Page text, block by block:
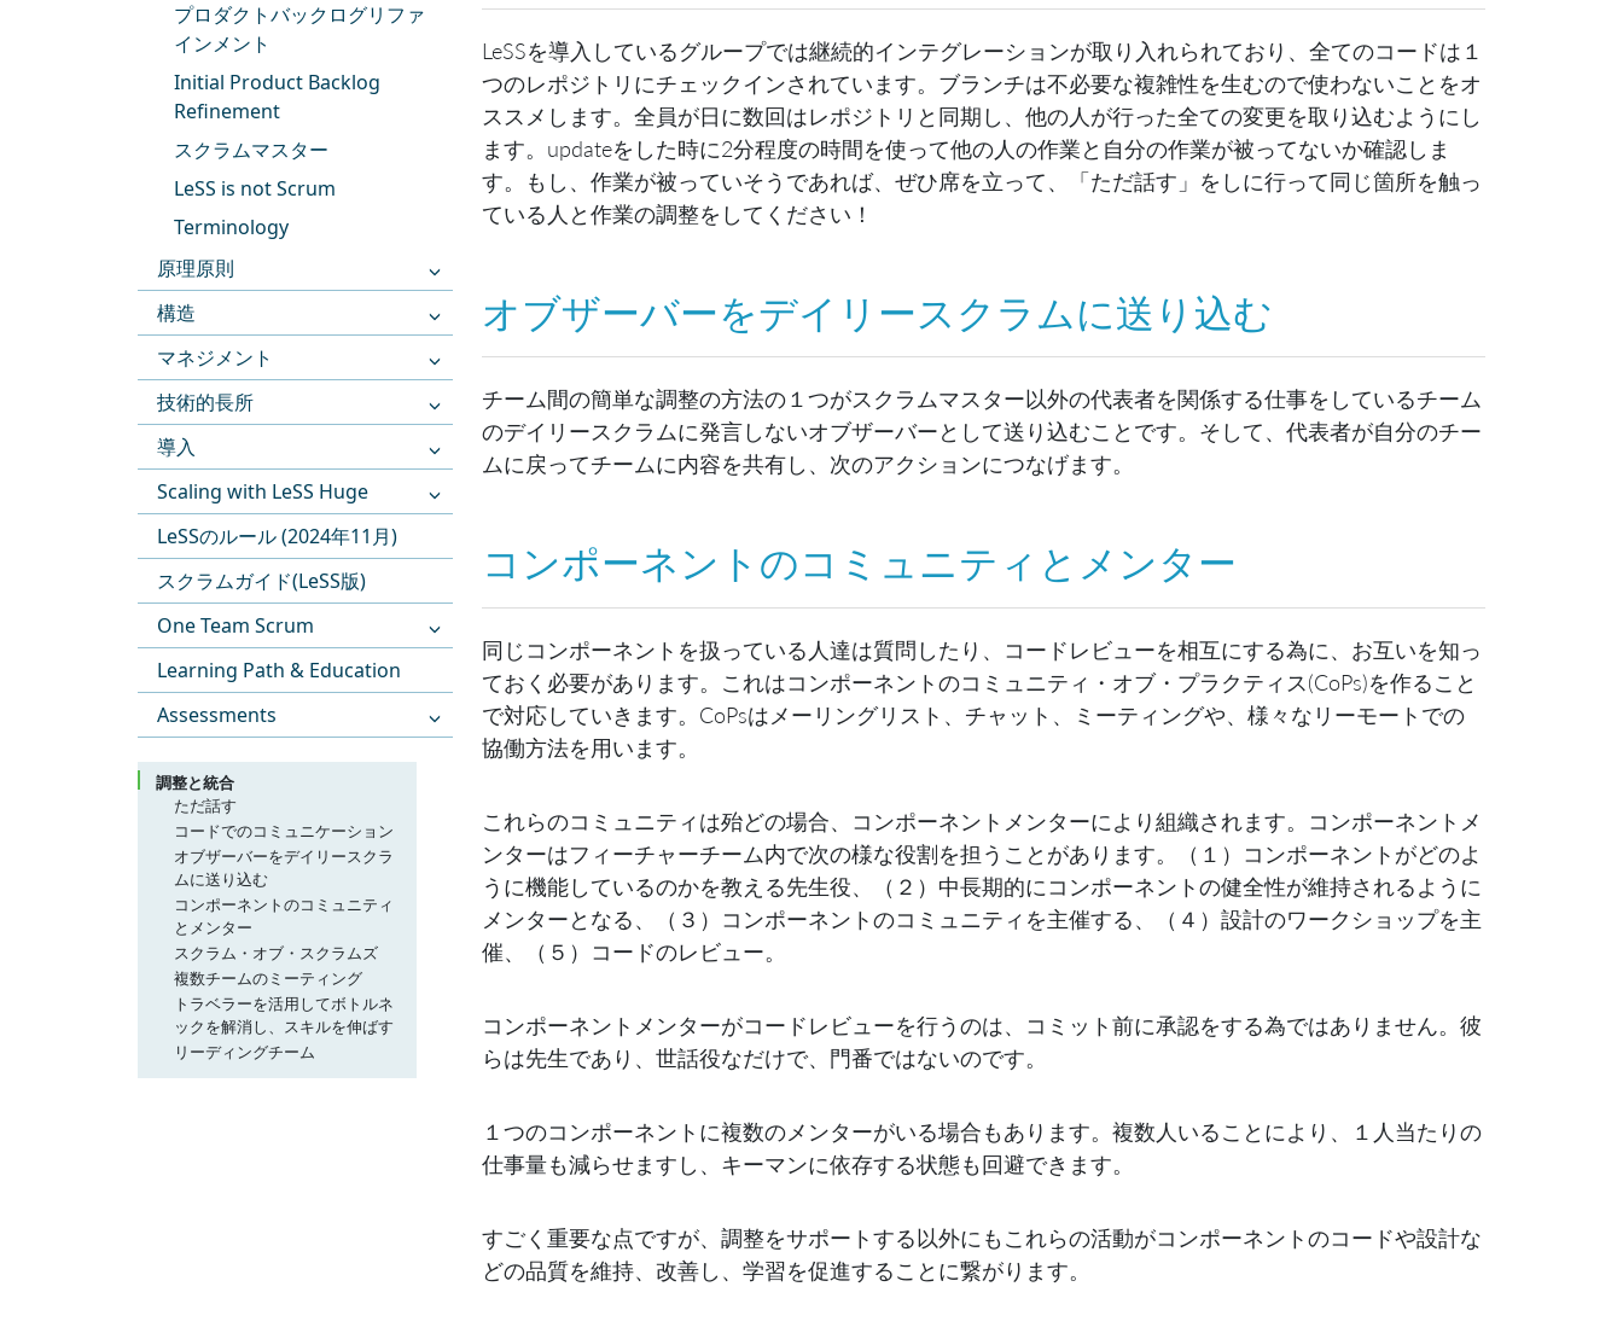
プロダクトバックログリファ
インメント
Initial Product Backlog
Refinement
スクラムマスター
LeSS is not Scrum
Terminology
原理原則
構造
マネジメント
技術的長所
導入
Scaling with LeSS Huge
LeSSのルール (2024年11月)
スクラムガイド(LeSS版)
One Team Scrum
Learning Path & Education
Assessments
調整と統合
ただ話す
コードでのコミュニケーション
オブザーバーをデイリースクラ
ムに送り込む
コンポーネントのコミュニティ
とメンター
スクラム・オブ・スクラムズ
複数チームのミーティング
トラベラーを活用してボトルネ
ックを解消し、スキルを伸ばす
リーディングチーム
LeSSを導入しているグループでは継続的インテグレーションが取り入れられており、全てのコードは１
つのレポジトリにチェックインされています。ブランチは不必要な複雑性を生むので使わないことをオ
ススメします。全員が日に数回はレポジトリと同期し、他の人が行った全ての変更を取り込むようにし
ます。updateをした時に2分程度の時間を使って他の人の作業と自分の作業が被ってないか確認しま
す。もし、作業が被っていそうであれば、ぜひ席を立って、「ただ話す」をしに行って同じ箇所を触っ
ている人と作業の調整をしてください！
オブザーバーをデイリースクラムに送り込む
チーム間の簡単な調整の方法の１つがスクラムマスター以外の代表者を関係する仕事をしているチーム
のデイリースクラムに発言しないオブザーバーとして送り込むことです。そして、代表者が自分のチー
ムに戻ってチームに内容を共有し、次のアクションにつなげます。
コンポーネントのコミュニティとメンター
同じコンポーネントを扱っている人達は質問したり、コードレビューを相互にする為に、お互いを知っ
ておく必要があります。これはコンポーネントのコミュニティ・オブ・プラクティス(CoPs)を作ること
で対応していきます。CoPsはメーリングリスト、チャット、ミーティングや、様々なリーモートでの
協働方法を用います。
これらのコミュニティは殆どの場合、コンポーネントメンターにより組織されます。コンポーネントメ
ンターはフィーチャーチーム内で次の様な役割を担うことがあります。（１）コンポーネントがどのよ
うに機能しているのかを教える先生役、（２）中長期的にコンポーネントの健全性が維持されるように
メンターとなる、（３）コンポーネントのコミュニティを主催する、（４）設計のワークショップを主
催、（５）コードのレビュー。
コンポーネントメンターがコードレビューを行うのは、コミット前に承認をする為ではありません。彼
らは先生であり、世話役なだけで、門番ではないのです。
１つのコンポーネントに複数のメンターがいる場合もあります。複数人いることにより、１人当たりの
仕事量も減らせますし、キーマンに依存する状態も回避できます。
すごく重要な点ですが、調整をサポートする以外にもこれらの活動がコンポーネントのコードや設計な
どの品質を維持、改善し、学習を促進することに繋がります。